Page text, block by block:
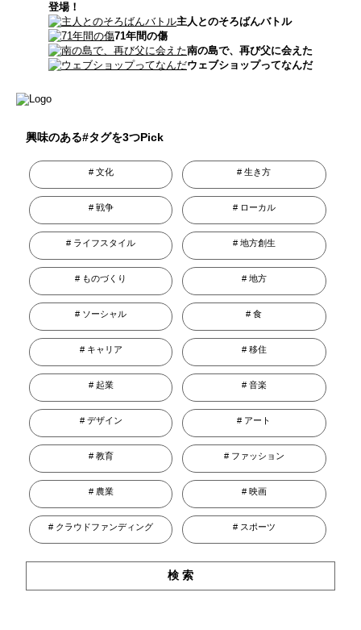
登場！
主人とのそろばんバトル
71年間の傷
南の島で、再び父に会えた
ウェブショップってなんだ
興味のある#タグを3つPick
文化 生き方
戦争 ローカル
ライフスタイル 地方創生
ものづくり 地方
ソーシャル 食
キャリア 移住
起業 音楽
デザイン アート
教育 ファッション
農業 映画
クラウドファンディング スポーツ